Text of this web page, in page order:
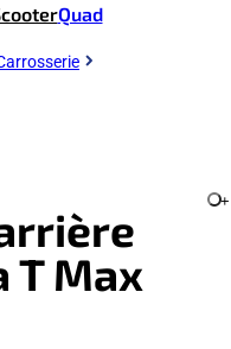
Quad
T Max
+